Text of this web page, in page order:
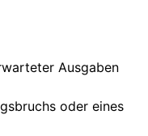
Ausgaben
oder eines